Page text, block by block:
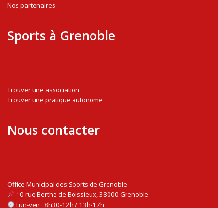
Nos partenaires
Sports à Grenoble
Trouver une association
Trouver une pratique autonome
Nous contacter
Office Municipal des Sports de Grenoble
10 rue Berthe de Boissieux, 38000 Grenoble
Lun-ven : 8h30-12h / 13h-17h